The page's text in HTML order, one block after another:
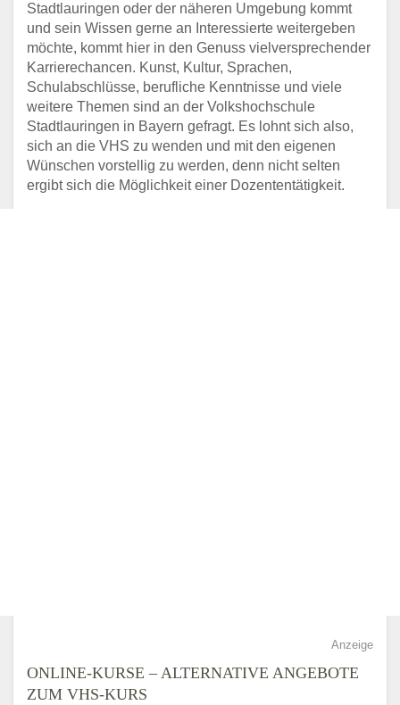
Stadtlauringen oder der näheren Umgebung kommt
und sein Wissen gerne an Interessierte weitergeben
möchte, kommt hier in den Genuss vielversprechender
Karrierechancen. Kunst, Kultur, Sprachen,
Schulabschlüsse, berufliche Kenntnisse und viele
weitere Themen sind an der Volkshochschule
Stadtlauringen in Bayern gefragt. Es lohnt sich also,
sich an die VHS zu wenden und mit den eigenen
Wünschen vorstellig zu werden, denn nicht selten
ergibt sich die Möglichkeit einer Dozententätigkeit.
Anzeige
ONLINE-KURSE – ALTERNATIVE ANGEBOTE
ZUM VHS-KURS